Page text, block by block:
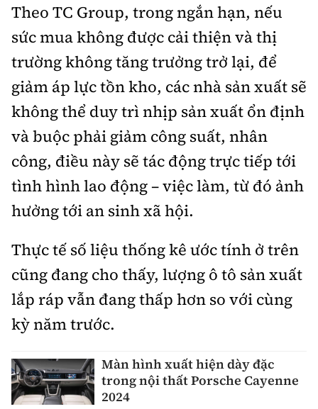
Theo TC Group, trong ngắn hạn, nếu
sức mua không được cải thiện và thị
trường không tăng trưởng trở lại, để
giảm áp lực tồn kho, các nhà sản xuất sẽ
không thể duy trì nhịp sản xuất ổn định
và buộc phải giảm công suất, nhân
công, điều này sẽ tác động trực tiếp tới
tình hình lao động – việc làm, từ đó ảnh
hưởng tới an sinh xã hội.
Thực tế số liệu thống kê ước tính ở trên
cũng đang cho thấy, lượng ô tô sản xuất
lắp ráp vẫn đang thấp hơn so với cùng
kỳ năm trước.
Màn hình xuất hiện dày đặc
trong nội thất Porsche Cayenne
2024